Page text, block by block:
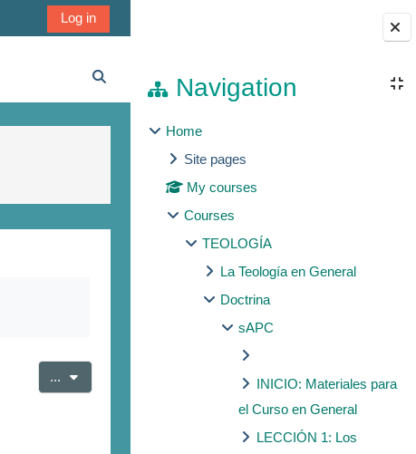
Blocks
Navigation
Home
Site pages
My courses
Courses
TEOLOGÍA
La Teología en General
Doctrina
sAPC
INICIO: Materiales para
el Curso en General
LECCIÓN 1: Los
Log in
Toggle search input
... Export entries